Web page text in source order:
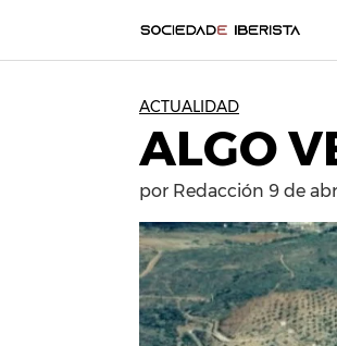
ACTUALIDAD
ALGO
por Redacción 9 de